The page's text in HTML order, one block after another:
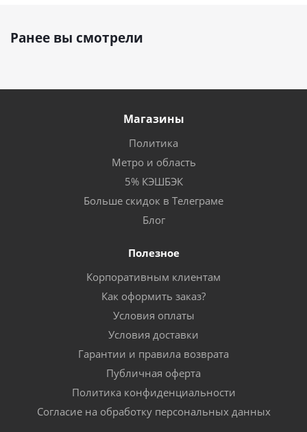
Ранее вы смотрели
Магазины
Политика
Метро и область
5% КЭШБЭК
Больше скидок в Телеграме
Блог
Полезное
Корпоративным клиентам
Как оформить заказ?
Условия оплаты
Условия доставки
Гарантии и правила возврата
Публичная оферта
Политика конфиденциальности
Согласие на обработку персональных данных